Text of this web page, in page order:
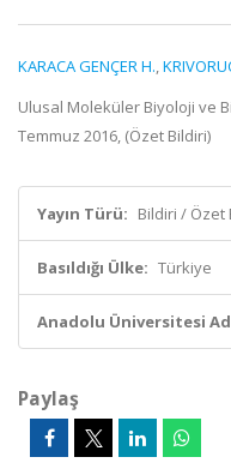
KARACA GENÇER H.,
Ulusal Moleküler Biyoloji ve
Temmuz 2016, (Özet Bildiri)
Yayın Türü: Bildiri / Özet
Basıldığı Ülke: Türkiye
Anadolu Üniversitesi
Paylaş